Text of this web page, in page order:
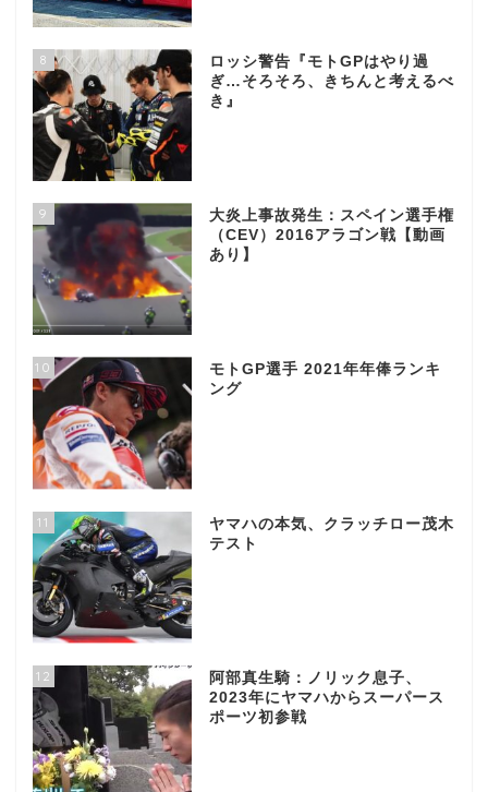
8
ロッシ警告『モトGPはやり過
ぎ…そろそろ、きちんと考えるべ
き』
9
大炎上事故発生：スペイン選手権
（CEV）2016アラゴン戦【動画
あり】
10
モトGP選手 2021年年俸ランキ
ング
11
ヤマハの本気、クラッチロー茂木
テスト
12
阿部真生騎：ノリック息子、
2023年にヤマハからスーパース
ポーツ初参戦